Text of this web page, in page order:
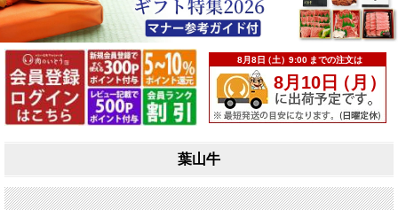
葉山牛